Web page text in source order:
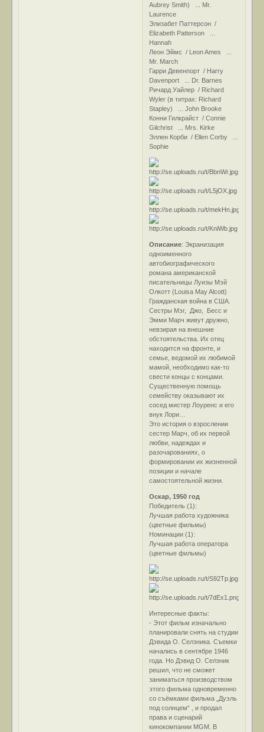
Aubrey Smith) ... Mr.
Laurence
Элизабет Паттерсон /
Elizabeth Patterson ...
Hannah
Леон Эймс / Leon Ames ...
Mr. March
Гарри Девенпорт / Harry
Davenport ... Dr. Barnes
Ричард Уайлер / Richard
Wyler (в титрах: Richard
Stapley) ... John Brooke
Конни Гилкрайст / Connie
Gilchrist ... Mrs. Kirke
Эллен Корби / Ellen Corby ...
Sophie
Описание: Экранизация
одноименного
автобиографического
романа американской
писательницы Луизы Мэй
Олкотт (Louisa May Alcott)
Гражданская война в США.
Сестры Мэг, Джо, Бесс и
Эмми Марч живут дружно,
невзирая на внешние
обстоятельства. Их отец
находится на фронте, и
семье, ведомой их любимой
мамой, необходимо как-то
свести концы с концами.
Существенную помощь
семейству оказывают их
сосед мистер Лоуренс и его
внук Лори…
Это история о взрослении
сестер Марч, об их первой
любви, надеждах и
разочарованиях, о
формировании их жизненной
позиции и начале
самостоятельной жизни.
Оскар, 1950 год
Победитель (1):
Лучшая работа художника
(цветные фильмы)
Номинации (1):
Лучшая работа оператора
(цветные фильмы)
Интересные факты:
- Этот фильм изначально
планировали снять на студии
Дэвида О. Селзника. Съемки
начались в сентябре 1946
года. Но Дэвид О. Селзник
решил, что не сможет
заниматься производством
этого фильма одновременно
со съёмками фильма „Дуэль
под солнцем“ , и продал
права и сценарий
кинокомпании MGM. В